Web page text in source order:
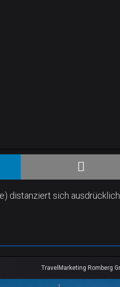
distanziert sich
TravelMarketing Romberg